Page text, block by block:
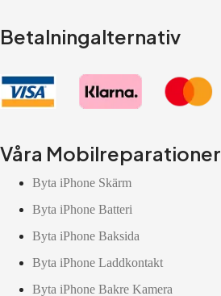
Betalningalternativ
Våra Mobilreparationer
Byta iPhone Skärm
Byta iPhone Batteri
Byta iPhone Baksida
Byta iPhone Laddkontakt
Byta iPhone Bakre Kamera